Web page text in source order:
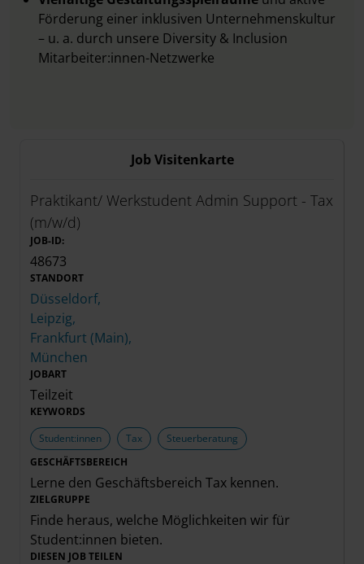
Förderung einer inklusiven Unternehmenskultur
– u. a. durch unsere Diversity & Inclusion
Mitarbeiter:innen-Netzwerke
Job Visitenkarte
Praktikant/ Werkstudent Admin Support - Tax
(m/w/d)
JOB-ID:
48673
STANDORT
Düsseldorf,
Leipzig,
Frankfurt (Main),
München
JOBART
Teilzeit
KEYWORDS
Student:innen
Tax
Steuerberatung
GESCHÄFTSBEREICH
Lerne den Geschäftsbereich Tax kennen.
ZIELGRUPPE
Finde heraus, welche Möglichkeiten wir für
Student:innen bieten.
DIESEN JOB TEILEN